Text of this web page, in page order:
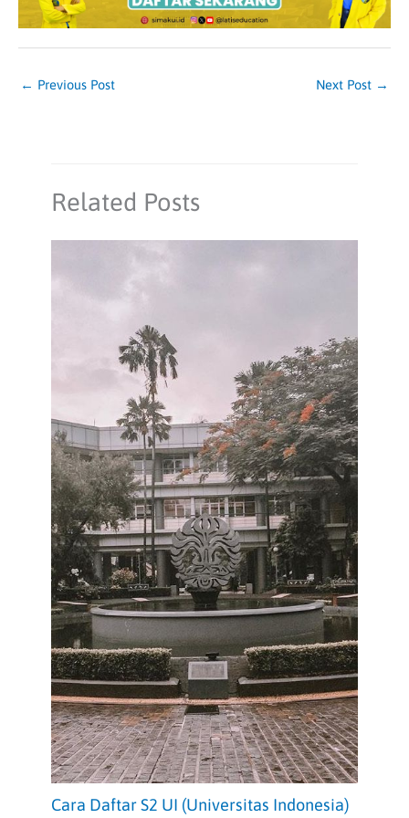
← Previous Post Next Post →
Related Posts
Cara Daftar S2 UI (Universitas Indonesia)